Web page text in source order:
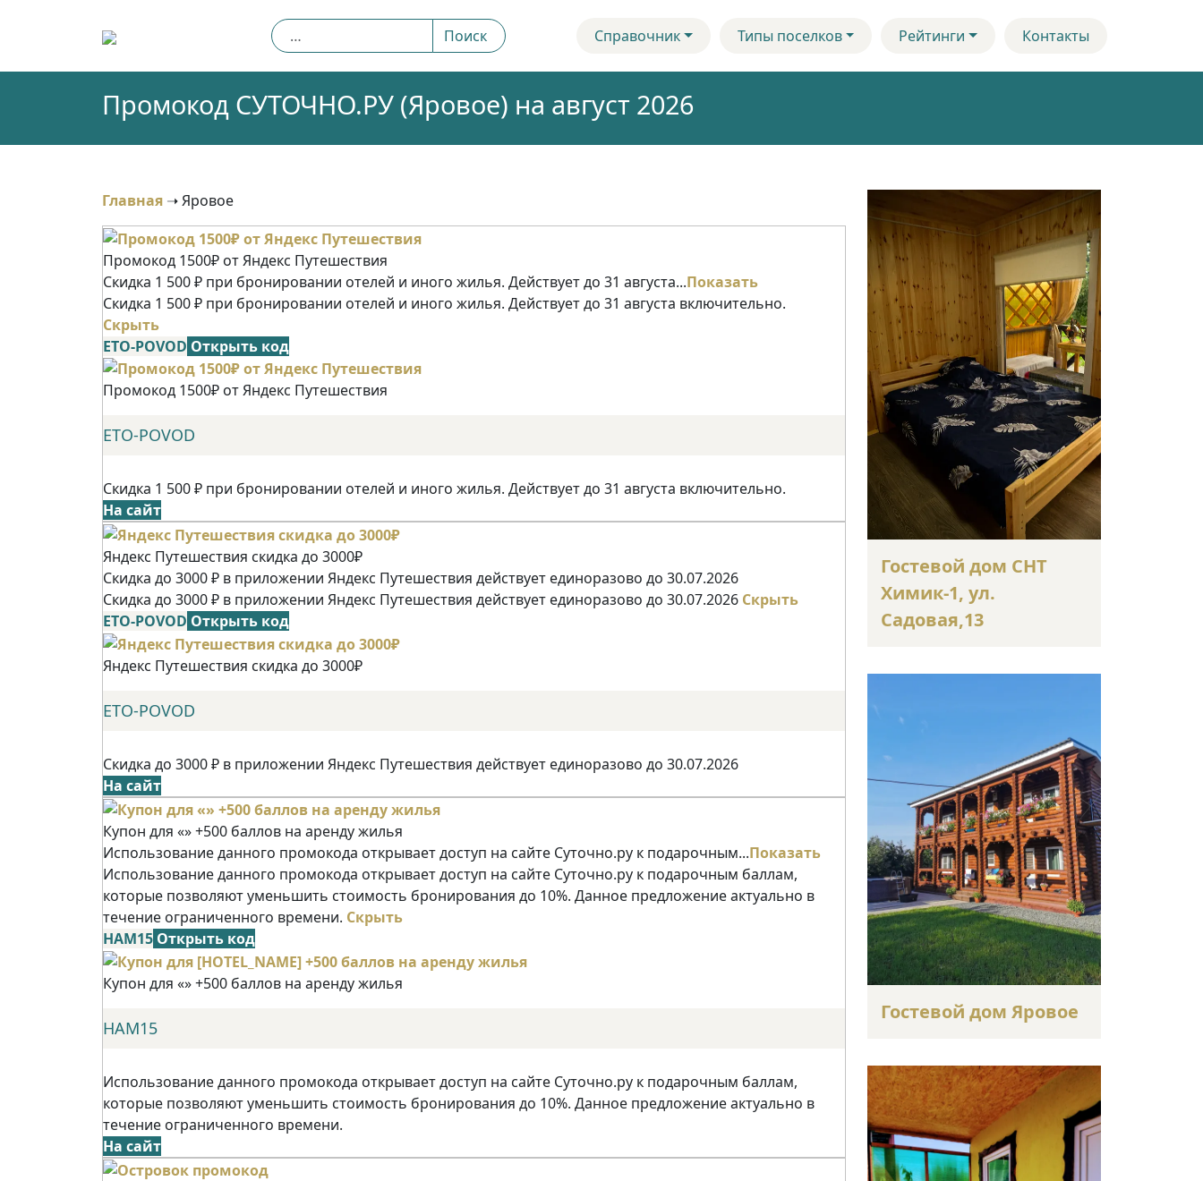
Найти: Поиск Справочник Типы поселков Рейтинги Контакты
Промокод СУТОЧНО.РУ (Яровое) на август 2026
Главная ➝Яровое
Промокод 1500₽ от Яндекс Путешествия
Скидка 1 500 ₽ при бронировании отелей и иного жилья. Действует до 31 августа...Показать
Скидка 1 500 ₽ при бронировании отелей и иного жилья. Действует до 31 августа включительно.
Скрыть
ETO-POVOD Открыть код
Промокод 1500₽ от Яндекс Путешествия
ETO-POVOD
Скидка 1 500 ₽ при бронировании отелей и иного жилья. Действует до 31 августа включительно.
На сайт
Яндекс Путешествия скидка до 3000₽
Скидка до 3000 ₽ в приложении Яндекс Путешествия действует единоразово до 30.07.2026
Скидка до 3000 ₽ в приложении Яндекс Путешествия действует единоразово до 30.07.2026 Скрыть
ETO-POVOD Открыть код
Яндекс Путешествия скидка до 3000₽
ETO-POVOD
Скидка до 3000 ₽ в приложении Яндекс Путешествия действует единоразово до 30.07.2026
На сайт
Купон для «» +500 баллов на аренду жилья
Использование данного промокода открывает доступ на сайте Суточно.ру к подарочным...Показать
Использование данного промокода открывает доступ на сайте Суточно.ру к подарочным баллам,
которые позволяют уменьшить стоимость бронирования до 10%. Данное предложение актуально в
течение ограниченного времени. Скрыть
НАМ15 Открыть код
Купон для «» +500 баллов на аренду жилья
НАМ15
Использование данного промокода открывает доступ на сайте Суточно.ру к подарочным баллам,
которые позволяют уменьшить стоимость бронирования до 10%. Данное предложение актуально в
течение ограниченного времени.
На сайт
Гостевой дом СНТ
Химик-1, ул.
Садовая,13
Гостевой дом Яровое